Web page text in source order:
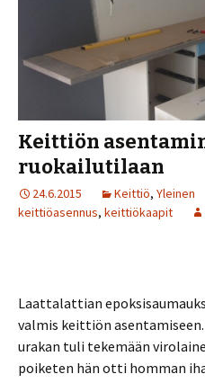
Keittiön
ruokailutilaan
24.6.2015 Keittiö, Yleinen
keittiöasennus, keittiökaapit
Laattalattian
valmis keittiön
urakan tuli tekemään
poiketen hän otti homman